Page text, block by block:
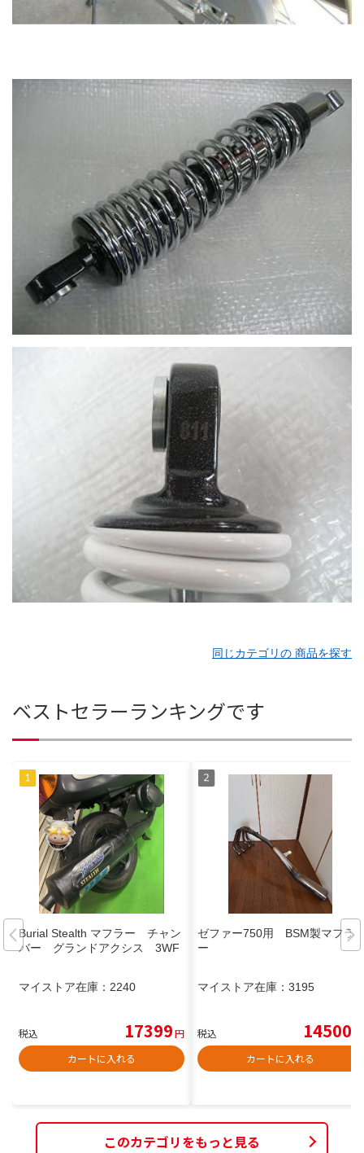
同じカテゴリの 商品を探す
ベストセラーランキングです
Burial Stealth マフラー チャン
バー グランドアクシス 3WF
マイストア在庫： 2240
税込 17399円
カートに入れる
ゼファー750用 BSM製マフラ
ー
マイストア在庫： 3195
税込 14500
カートに入れる
このカテゴリをもっと見る